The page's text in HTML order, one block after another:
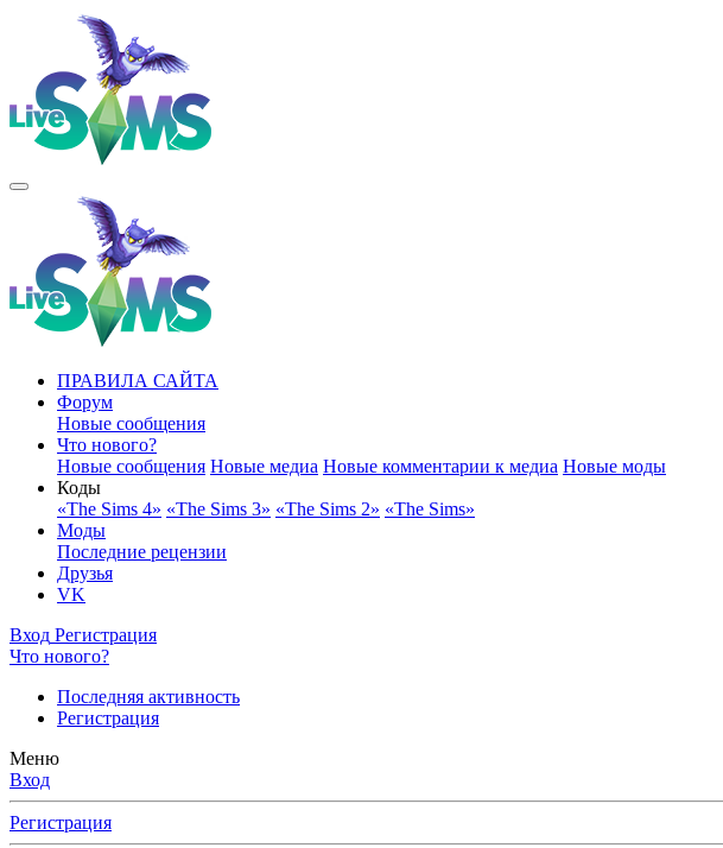
ПРАВИЛА САЙТА
Форум
Новые сообщения
Что нового?
Новые сообщения Новые медиа Новые комментарии к медиа Новые моды
Коды
«The Sims 4» «The Sims 3» «The Sims 2» «The Sims»
Моды
Последние рецензии
Друзья
VK
Вход Регистрация
Что нового?
Последняя активность
Регистрация
Меню
Вход
Регистрация